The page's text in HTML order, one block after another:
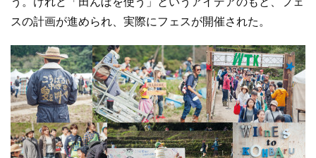
スの計画が進められ、実際にフェスが開催された。